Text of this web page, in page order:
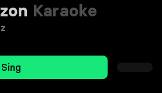
Karaoke
Sing